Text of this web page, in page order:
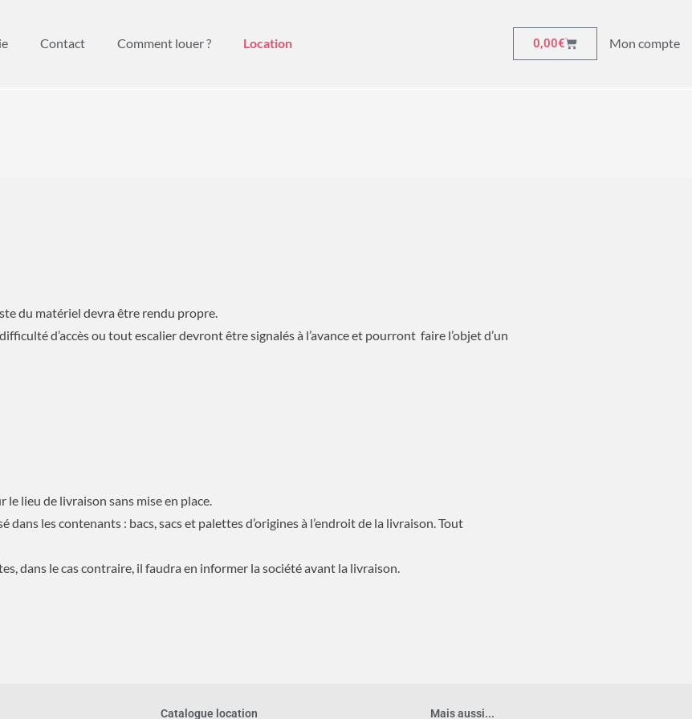
Contact Comment louer ? Location 0,00€ Mon compte
du matériel devra être rendu propre.
d’accès ou tout escalier devront être signalés à l’avance et pourront faire l’objet d’un
lieu de livraison sans mise en place.
les contenants : bacs, sacs et palettes d’origines à l’endroit de la livraison. Tout
dans le cas contraire, il faudra en informer la société avant la livraison.
Catalogue location Mais aussi...